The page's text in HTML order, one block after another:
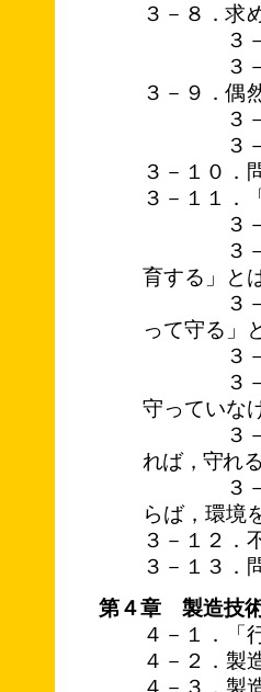
３－８．求
３－８－
３－８－
３－９．偶
３－９－
３－９－
３－１０．
３－１１．
３－１１
３－１１
育する」と
３－１１
って守る」
３－１１
３－１１
守っていな
３－１
れば，守れ
３－１１
らば，環境
３－１２．
３－１３．
第４章 製造技
４－１．「
４－２．製
４－３．製